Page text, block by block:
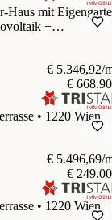
mit
+
U6
€ 5.346,92/
€
• 1220 Wien
€ 5.496,69/
€
• 1220 Wien